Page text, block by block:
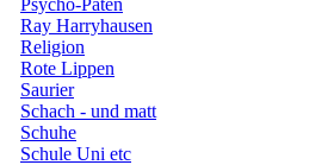
Psycho-Paten
Ray Harryhausen
Religion
Rote Lippen
Saurier
Schach - und matt
Schuhe
Schule Uni etc